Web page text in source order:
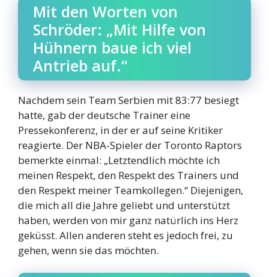
Mit den Worten von
Schröder: „Mit Hilfe von
Hühnern baue ich viel
Antrieb auf.“
Nachdem sein Team Serbien mit 83:77 besiegt
hatte, gab der deutsche Trainer eine
Pressekonferenz, in der er auf seine Kritiker
reagierte. Der NBA-Spieler der Toronto Raptors
bemerkte einmal: „Letztendlich möchte ich
meinen Respekt, den Respekt des Trainers und
den Respekt meiner Teamkollegen.“ Diejenigen,
die mich all die Jahre geliebt und unterstützt
haben, werden von mir ganz natürlich ins Herz
geküsst. Allen anderen steht es jedoch frei, zu
gehen, wenn sie das möchten.